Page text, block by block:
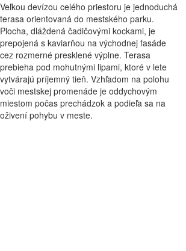
Veľkou devízou celého priestoru je jednoduchá
terasa orientovaná do mestského parku.
Plocha, dláždená čadičovými kockami, je
prepojená s kaviarňou na východnej fasáde
cez rozmerné presklené výplne. Terasa
prebieha pod mohutnými lipami, ktoré v lete
vytvárajú príjemný tieň. Vzhľadom na polohu
voči mestskej promenáde je oddychovým
miestom počas prechádzok a podieľa sa na
oživení pohybu v meste.